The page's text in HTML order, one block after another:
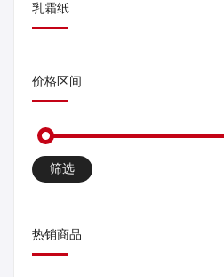
乳霜纸
价格区间
筛选
热销商品